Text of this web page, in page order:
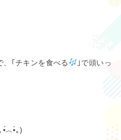
｢チキンを食べる
｣で頭いっ
｡)